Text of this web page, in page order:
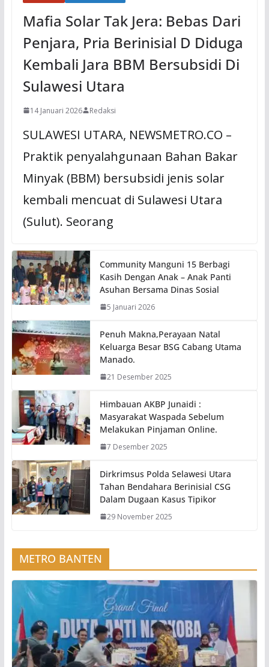
Mafia Solar Tak Jera: Bebas Dari
Penjara, Pria Berinisial D Diduga
Kembali Jara BBM Bersubsidi Di
Sulawesi Utara
14 Januari 2026 Redaksi
SULAWESI UTARA, NEWSMETRO.CO –
Praktik penyalahgunaan Bahan Bakar
Minyak (BBM) bersubsidi jenis solar
kembali mencuat di Sulawesi Utara
(Sulut). Seorang
Community Manguni 15 Berbagi
Kasih Dengan Anak – Anak Panti
Asuhan Bersama Dinas Sosial
5 Januari 2026
Penuh Makna,Perayaan Natal
Keluarga Besar BSG Cabang Utama
Manado.
21 Desember 2025
Himbauan AKBP Junaidi :
Masyarakat Waspada Sebelum
Melakukan Pinjaman Online.
7 Desember 2025
Dirkrimsus Polda Selawesi Utara
Tahan Bendahara Berinisial CSG
Dalam Dugaan Kasus Tipikor
29 November 2025
METRO BANTEN